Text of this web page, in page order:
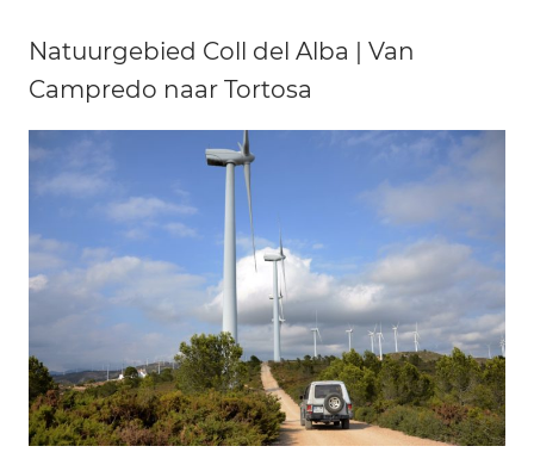
Natuurgebied Coll del Alba | Van
Campredo naar Tortosa